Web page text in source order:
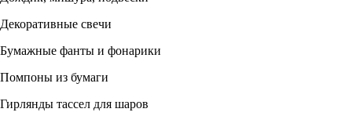
Декоративные свечи
Бумажные фанты и фонарики
Помпоны из бумаги
Гирлянды тассел для шаров